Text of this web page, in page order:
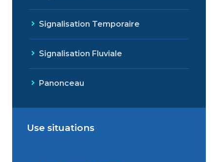
Signalisation Temporaire
Signalisation Fluviale
Panonceau
Use situations